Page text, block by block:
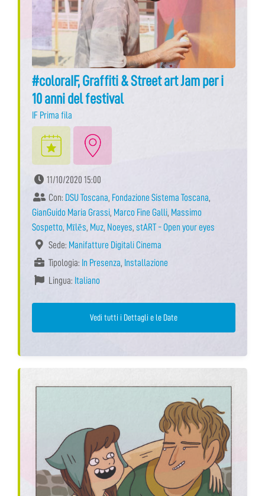
#coloraIF, Graffiti & Street art Jam per i
10 anni del festival
IF Prima fila
11/10/2020 15:00
Con: DSU Toscana, Fondazione Sistema Toscana,
GianGuido Maria Grassi, Marco Fine Galli, Massimo
Sospetto, Mīlĕs, Muz, Noeyes, stART - Open your eyes
Sede: Manifatture Digitali Cinema
Tipologia: In Presenza, Installazione
Lingua: Italiano
Vedi tutti i Dettagli e le Date